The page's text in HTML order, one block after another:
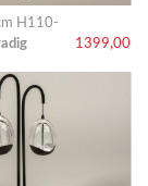
H110-
1399,00